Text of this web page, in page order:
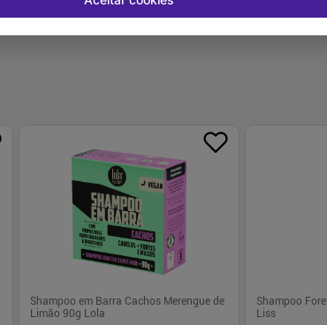
Shampoo em Barra Cachos Merengue de
Limão 90g Lola
Shampoo
Liss